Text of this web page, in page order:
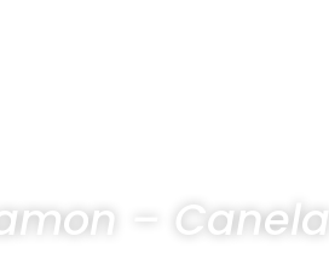
– Canela